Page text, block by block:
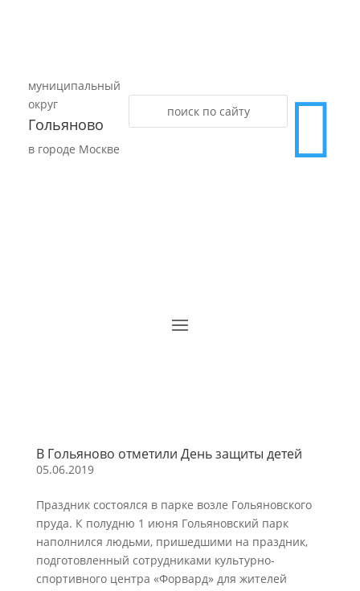
муниципальный
округ
Гольяново
в городе Москве 
В Гольяново отметили День защиты детей
05.06.2019
Праздник состоялся в парке возле Гольяновского
пруда. К полудню 1 июня Гольяновский парк
наполнился людьми, пришедшими на праздник,
подготовленный сотрудниками культурно-
спортивного центра «Форвард» для жителей